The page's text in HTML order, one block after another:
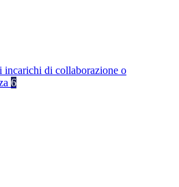
incarichi di collaborazione o
6